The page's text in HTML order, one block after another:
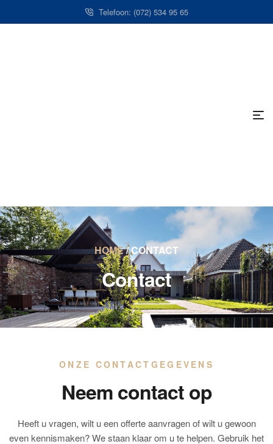
Telefoon: (072) 534 95 65
HOME/CONTACT
Contact
ONZE CONTACTGEGEVENS
Neem contact op
Heeft u vragen, wilt u een offerte aanvragen of wilt u gewoon
even kennismaken? We staan klaar om u te helpen. Gebruik het